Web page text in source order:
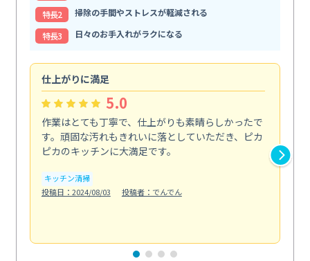
特⻑2
掃除の手間やストレスが軽減される
特⻑3
日々のお手入れがラクになる
仕上がりに満足
5.0
作業はとても丁寧で、仕上がりも素晴らしかったで
す。頑固な汚れもきれいに落としていただき、ピカ
ピカのキッチンに大満足です。
キッチン清掃
投稿日：2024/08/03
投稿者：でんでん